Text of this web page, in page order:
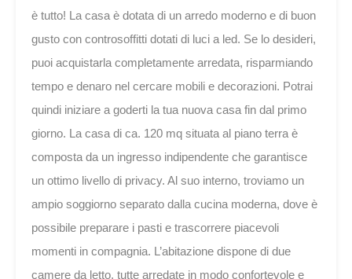
è tutto! La casa è dotata di un arredo moderno e di buon
gusto con controsoffitti dotati di luci a led. Se lo desideri,
puoi acquistarla completamente arredata, risparmiando
tempo e denaro nel cercare mobili e decorazioni. Potrai
quindi iniziare a goderti la tua nuova casa fin dal primo
giorno. La casa di ca. 120 mq situata al piano terra è
composta da un ingresso indipendente che garantisce
un ottimo livello di privacy. Al suo interno, troviamo un
ampio soggiorno separato dalla cucina moderna, dove è
possibile preparare i pasti e trascorrere piacevoli
momenti in compagnia. L’abitazione dispone di due
camere da letto, tutte arredate in modo confortevole e